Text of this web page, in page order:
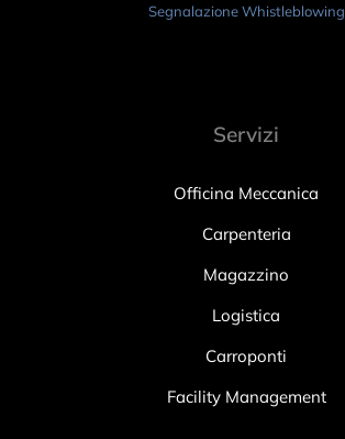
Segnalazione Whistleblowing
Servizi
Officina Meccanica
Carpenteria
Magazzino
Logistica
Carroponti
Facility Management